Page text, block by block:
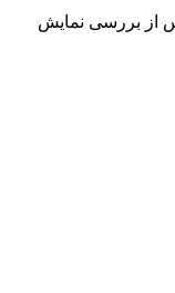
از بررسی نمایش